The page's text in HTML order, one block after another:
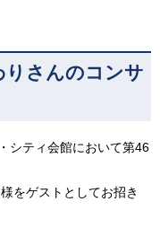
りさんのコンサ
シティ会館において第46
をゲストとしてお招き